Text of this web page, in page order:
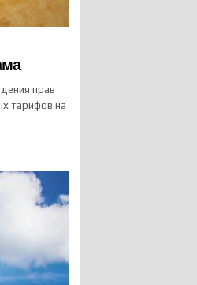
прав
тарифов на